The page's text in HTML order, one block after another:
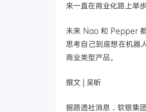
来一直在商业化路上举步
未来 Nao 和 Pepper
思考自己到底想在机器
商业类型产品。
撰文 | 吴昕
据路透社消息，软银集